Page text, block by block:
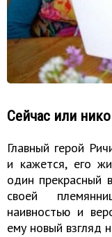
Сейчас или
Главный герой
и кажется, его
один прекрасный
своей
наивностью и
ему новый взгляд